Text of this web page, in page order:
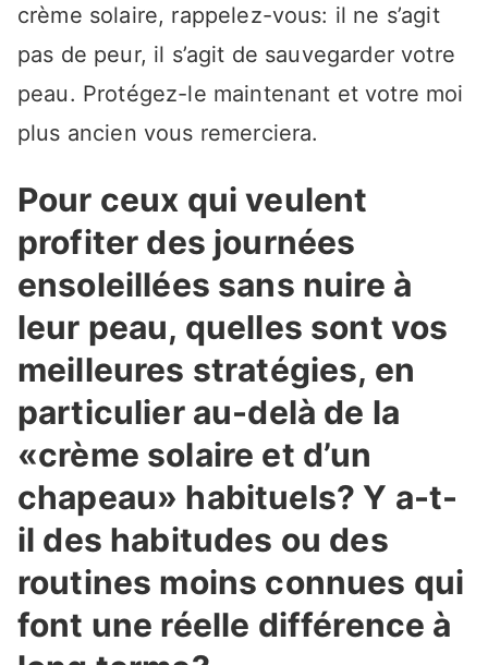
crème solaire, rappelez-vous: il ne s’agit
pas de peur, il s’agit de sauvegarder votre
peau. Protégez-le maintenant et votre moi
plus ancien vous remerciera.
Pour ceux qui veulent
profiter des journées
ensoleillées sans nuire à
leur peau, quelles sont vos
meilleures stratégies, en
particulier au-delà de la
«crème solaire et d’un
chapeau» habituels? Y a-t-
il des habitudes ou des
routines moins connues qui
font une réelle différence à